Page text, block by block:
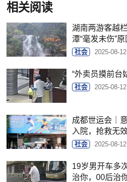
相关阅读
湖南两游客越
潭“毫发未伤”
社会 2025-08-12
“外卖员摸前台
社会 2025-08-12
成都世运会｜
入院，抢救无
社会 2025-08-12
19岁男开车多
治你，00后治